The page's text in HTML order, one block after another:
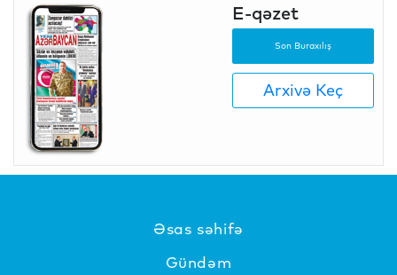
E-qəzet
Son Buraxılış
Arxivə Keç
Əsas səhifə
Gündəm